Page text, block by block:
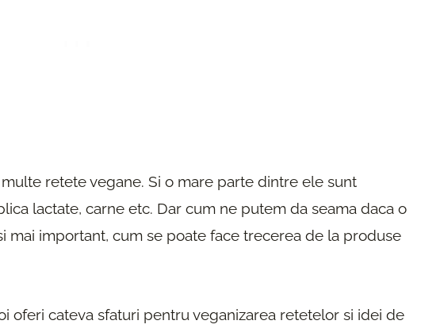
retete vegane. Si o mare parte dintre ele sunt
lactate, carne etc. Dar cum ne putem da seama daca o
mai important, cum se poate face trecerea de la produse
oferi cateva sfaturi pentru veganizarea retetelor si idei de